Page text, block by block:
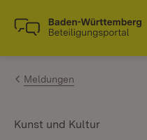
Zum Inhalt springen
Link zur Startseite
Meldungen
Kunst und Kultur